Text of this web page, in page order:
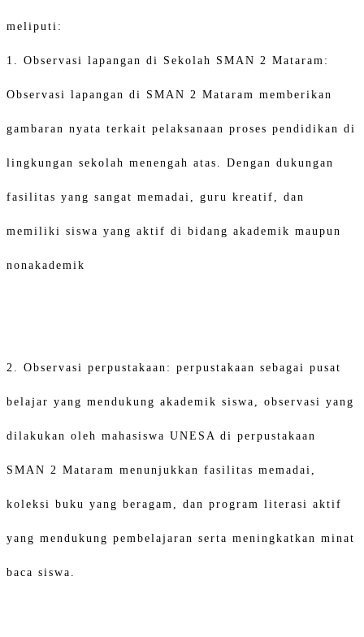
meliputi:
1. Observasi lapangan di Sekolah SMAN 2 Mataram:
Observasi lapangan di SMAN 2 Mataram memberikan
gambaran nyata terkait pelaksanaan proses pendidikan di
lingkungan sekolah menengah atas. Dengan dukungan
fasilitas yang sangat memadai, guru kreatif, dan
memiliki siswa yang aktif di bidang akademik maupun
nonakademik
2. Observasi perpustakaan: perpustakaan sebagai pusat
belajar yang mendukung akademik siswa, observasi yang
dilakukan oleh mahasiswa UNESA di perpustakaan
SMAN 2 Mataram menunjukkan fasilitas memadai,
koleksi buku yang beragam, dan program literasi aktif
yang mendukung pembelajaran serta meningkatkan minat
baca siswa.